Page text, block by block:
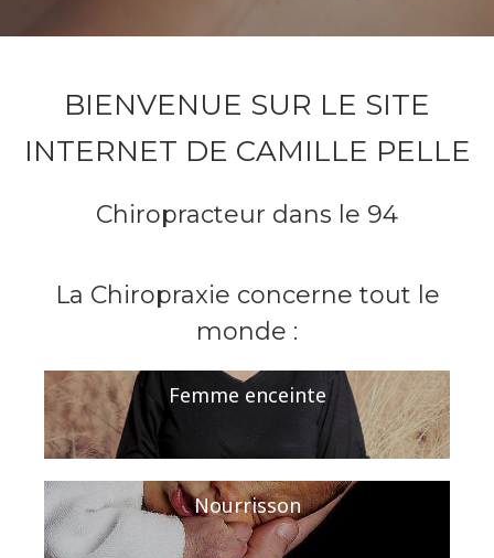
BIENVENUE SUR LE SITE
INTERNET DE CAMILLE PELLE
Chiropracteur dans le 94
La Chiropraxie concerne tout le
monde :
Femme enceinte
Nourrisson